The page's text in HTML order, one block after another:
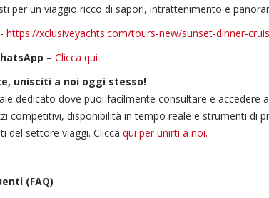
per un viaggio ricco di sapori, intrattenimento e
- https://xclusiveyachts.com/tours-new/sunset-dinner-
– Clicca qui
unisciti a noi oggi stesso!
dedicato dove puoi facilmente consultare e accedere
competitivi, disponibilità in tempo reale e strumenti di
del settore viaggi. Clicca qui per unirti a noi.
(FAQ)